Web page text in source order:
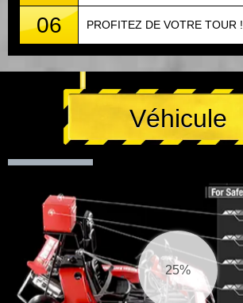
06 PROFITEZ DE VOTRE TOUR !
Véhicule
26%